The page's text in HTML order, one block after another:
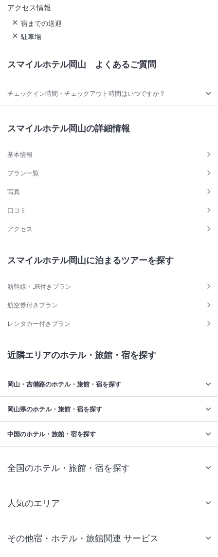
アクセス情報
宿までの送迎
駐車場
スマイルホテル岡山 よくあるご質問
チェックイン時間・チェックアウト時間はいつですか？
スマイルホテル岡山の詳細情報
基本情報
プラン一覧
写真
口コミ
アクセス
スマイルホテル岡山に泊まるツアーを探す
新幹線・JR付きプラン
航空券付きプラン
レンタカー付きプラン
近隣エリアのホテル・旅館・宿を探す
岡山・吉備路のホテル・旅館・宿を探す
岡山県のホテル・旅館・宿を探す
中国のホテル・旅館・宿を探す
全国のホテル・旅館・宿を探す
人気のエリア
仙台 ホテル
その他宿・ホテル・旅館関連 サービス